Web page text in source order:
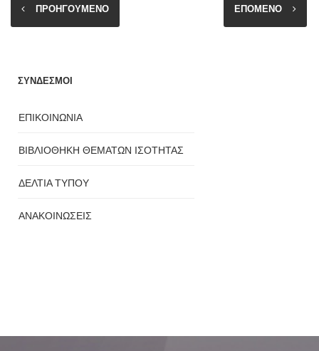
ΠΡΟΗΓΟΥΜΕΝΟ ΕΠΟΜΕΝΟ
ΣΥΝΔΕΣΜΟΙ
ΕΠΙΚΟΙΝΩΝΙΑ
ΒΙΒΛΙΟΘΗΚΗ ΘΕΜΑΤΩΝ ΙΣΟΤΗΤΑΣ
ΔΕΛΤΙΑ ΤΥΠΟΥ
ΑΝΑΚΟΙΝΩΣΕΙΣ